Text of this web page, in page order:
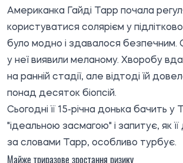
Американка Гайді Тарр почала
користуватися солярієм у
було модно і здавалося безпечним.
у неї виявили меланому. Хворобу
на ранній стадії, але відтоді їй
понад десяток біопсій.
Сьогодні її 15-річна донька бачить у
"ідеальною засмагою" і запитує, як її
за словами Тарр, особливо турбує.
Майже триразове зростання ризику